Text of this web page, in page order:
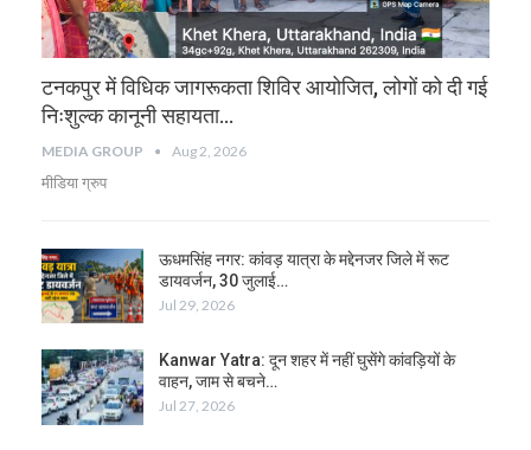
टनकपुर में विधिक जागरूकता शिविर आयोजित, लोगों को दी गई
निःशुल्क कानूनी सहायता…
MEDIA GROUP Aug 2, 2026
मीडिया ग्रुप
ऊधमसिंह नगर: कांवड़ यात्रा के मद्देनजर जिले में रूट
डायवर्जन, 30 जुलाई…
Jul 29, 2026
Kanwar Yatra: दून शहर में नहीं घुसेंगे कांवड़ियों के
वाहन, जाम से बचने…
Jul 27, 2026